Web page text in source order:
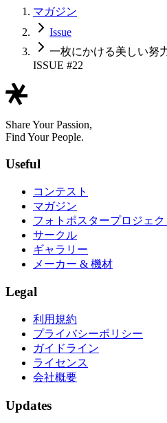
マガジン
Issue
一枚にかける美しい努
ISSUE #22
Share Your Passion,
Find Your People.
Useful
コンテスト
マガジン
フォトポスタープロジェク
サークル
ギャラリー
メーカー & 機材
Legal
利用規約
プライバシーポリシー
ガイドライン
ライセンス
会社概要
Updates